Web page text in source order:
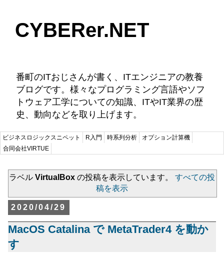
CYBERer.NET
番町のITおじさんが書く、ITエンジニアの教養
ブログです。様々なプログラミング言語やソフ
トウェア工学についての知識、ITやIT業界の歴
史、動向などを取り上げます。
ビジネスロジックスニペット R入門 時系列分析
オプション計算機
合同会社VIRTUE
ラベル VirtualBox の投稿を表示しています。 すべての投
稿を表示
2020/04/29
MacOS Catalina で MetaTrader4 を動か
す